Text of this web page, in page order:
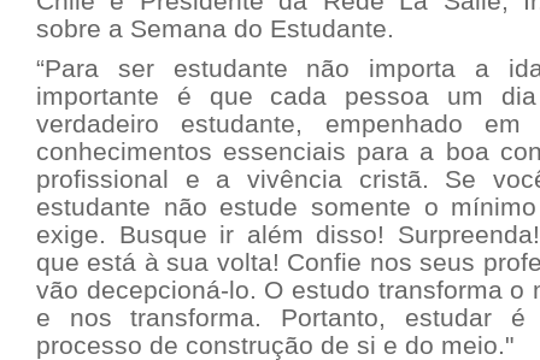
sobre a Semana do Estudante.
“Para ser estudante não importa a
importante é que cada pessoa um
verdadeiro estudante, empenhado
conhecimentos essenciais para a boa
profissional e a vivência cristã. Se
estudante não estude somente o
exige. Busque ir além disso!
que está à sua volta! Confie nos seus
vão decepcioná-lo. O estudo transforma o
e nos transforma. Portanto, estudar é
processo de construção de si e do meio."